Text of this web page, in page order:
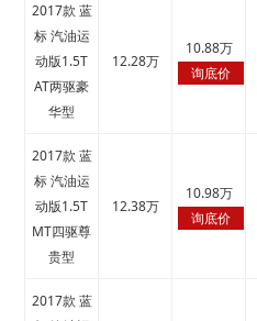
2017款 蓝
标 汽油运
动版1.5T
AT两驱豪
华型
12.28万
10.88万
询底价
↓
2017款 蓝
标 汽油运
动版1.5T
MT四驱尊
贵型
12.38万
10.98万
询底价
↓
2017款 蓝